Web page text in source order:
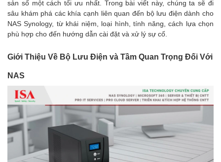
sản số một cách tối ưu nhất. Trong bài viết này, chúng ta sẽ đi
sâu khám phá các khía cạnh liên quan đến bộ lưu điện dành cho
NAS Synology, từ khái niệm, loại hình, tính năng, cách lựa chọn
phù hợp cho đến hướng dẫn cài đặt và xử lý sự cố.
Giới Thiệu Về Bộ Lưu Điện và Tầm Quan Trọng Đối Với
NAS